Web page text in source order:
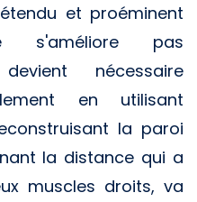
et proéminent
s'améliore pas
nécessaire
en utilisant
la paroi
la distance qui a
muscles droits, va